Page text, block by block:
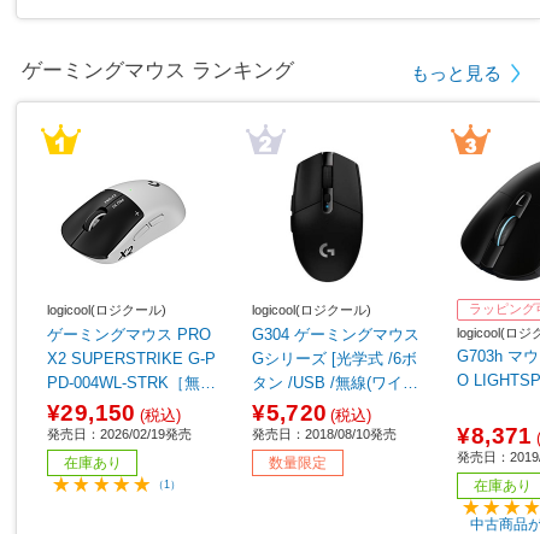
ゲーミングマウス ランキング もっと見る
logicool(ロジクール)
ゲーミングマウス PRO
X2 SUPERSTRIKE G-P
PD-004WL-STRK［無線
(ワイヤレス) /5ボタン /U
SB ］
¥29,150 (税込)
発売日：2026/02/19発売
在庫あり
（1）
logicool(ロジクール)
G304 ゲーミングマウス
Gシリーズ [光学式 /6ボ
タン /USB /無線(ワイヤ
レス)] 【sof001】
¥5,720 (税込)
発売日：2018/08/10発売
数量限定
ラッピング
logicool(ロジ
G703h マ
O
¥8,371
発売日：
在庫あり
中古商品